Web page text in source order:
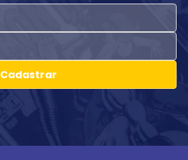
Cadastrar